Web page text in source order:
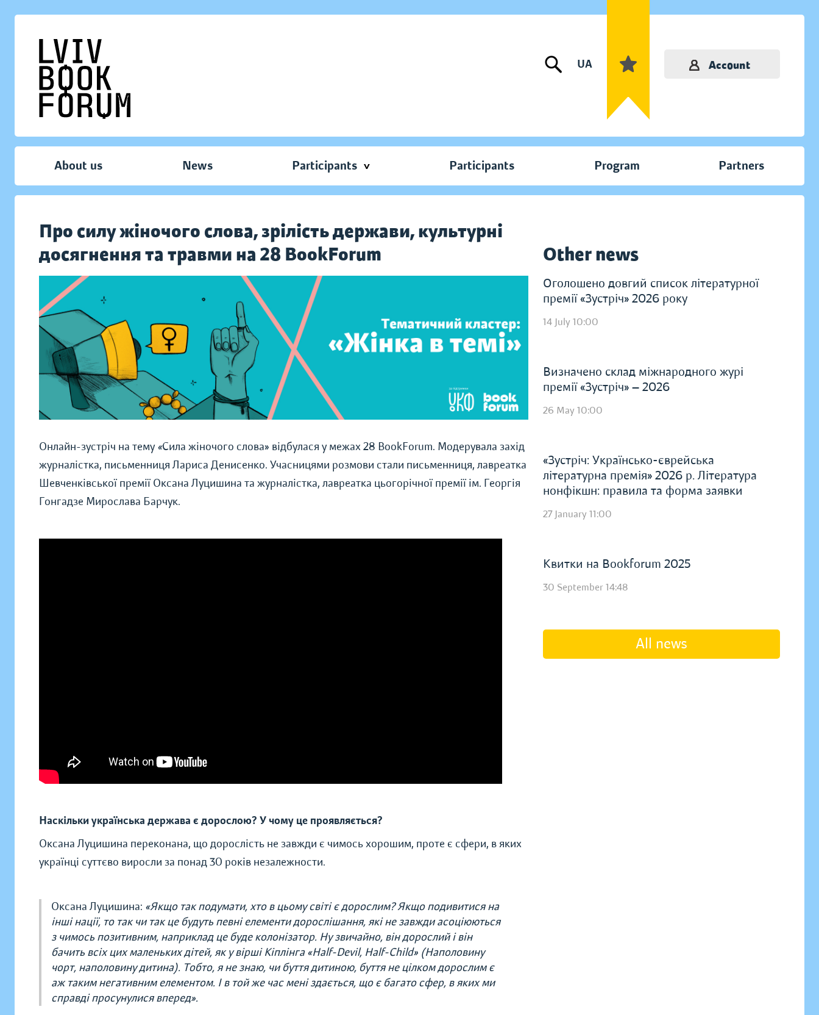
UA Account
About us News Participants Participants Program Partners
Про силу жіночого слова, зрілість держави, культурні
досягнення та травми на 28 BookForum
Other news
Онлайн-зустріч на тему«Сила жіночого слова» відбулася у межах 28 BookForum. Модерувала захід
журналістка, письменниця Лариса Денисенко. Учасницями розмови стали письменниця, лавреатка
Шевченківської премії Оксана Луцишина та журналістка, лавреатка цьогорічної премії ім. Георгія
Гонгадзе Мирослава Барчук.
Наскільки українська держава є дорослою? У чому це проявляється?
Оксана Луцишина переконана, що дорослість не завжди є чимось хорошим, проте є сфери, в яких
українці суттєво виросли за понад 30 років незалежности.
Оксана Луцишина: «Якщо так подумати, хто в цьому світі є дорослим? Якщо подивитися на
інші нації, то так чи так це будуть певні елементи дорослішання, які не завжди асоціюються
з чимось позитивним, наприклад це буде колонізатор. Ну звичайно, він дорослий і він
бачить всіх цих маленьких дітей, як у вірші Кіплінга «Half-Devil, Half-Child» (Наполовину
чорт, наполовину дитина). Тобто, я не знаю, чи буття дитиною, буття не цілком дорослим є
аж таким негативним елементом. І в той же час мені здається, що є багато сфер, в яких ми
справді просунулися вперед».
Оголошено довгий список літературної
премії «Зустріч» 2026 року
14 July 10:00
Визначено склад міжнародного журі
премії «Зустріч» — 2026
26 May 10:00
«Зустріч: Українсько-єврейська
літературна премія» 2026 р. Література
нонфікшн: правила та форма заявки
27 January 11:00
Квитки на Bookforum 2025
30 September 14:48
All news